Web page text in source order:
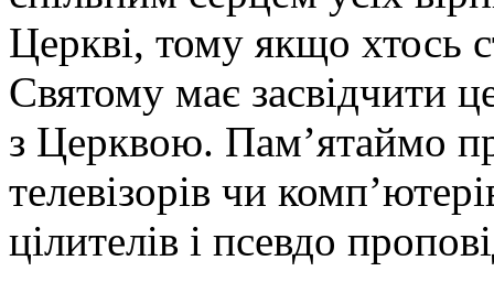
Церкві, тому якщо хтось
Святому має засвідчити
з Церквою. Пам’ятаймо
телевізорів чи
цілителів і псевдо